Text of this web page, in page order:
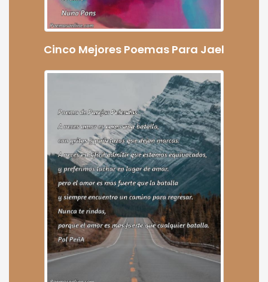
Cinco Mejores Poemas Para Jael